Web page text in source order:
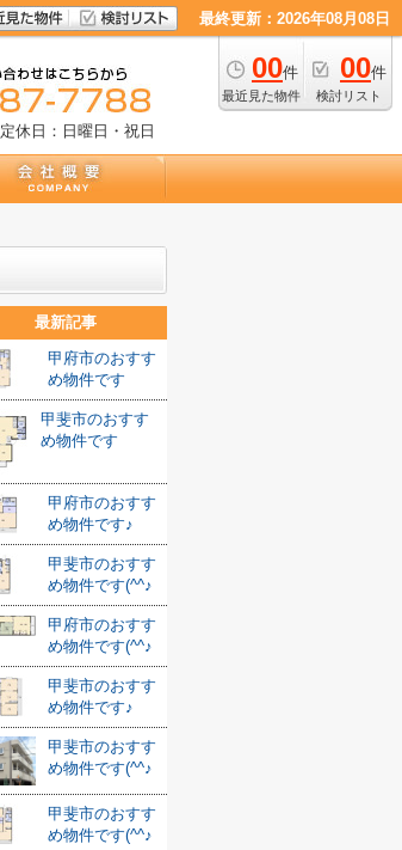
最終更新：2026年08月08日
00件
最近見た物件
00件
検討リスト
定休日：日曜日・祝日
最新記事
甲府市のおすす
め物件です
甲斐市のおすす
め物件です
甲府市のおすす
め物件です♪
甲斐市のおすす
め物件です(^^♪
甲府市のおすす
め物件です(^^♪
甲斐市のおすす
め物件です♪
甲斐市のおすす
め物件です(^^♪
甲斐市のおすす
め物件です(^^♪